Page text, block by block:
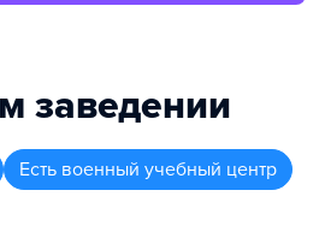
заведении
Есть военный учебный центр